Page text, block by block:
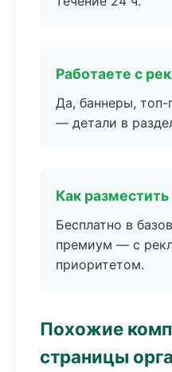
Работаете с
Да, баннеры,
— детали в
Как
Бесплатно в
премиум — с
приоритетом.
Похожие
страницы